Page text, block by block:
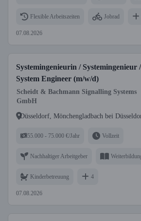
Flexible Arbeitszeiten Jobrad
07.08.2026
Systemingenieurin / Systemingenieur /
System Engineer (m/w/d)
Scheidt & Bachmann Signalling Systems
GmbH
Düsseldorf, Mönchengladbach bei
55.000 - 75.000 €/Jahr Vollzeit
Nachhaltiger Arbeitgeber
Kinderbetreuung 4
07.08.2026